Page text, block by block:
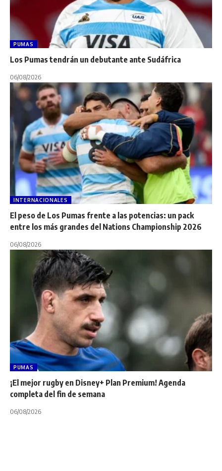
PUMAS
Los Pumas tendrán un debutante ante Sudáfrica
06/08/2026
INTERNACIONALES
El peso de Los Pumas frente a las potencias: un pack
entre los más grandes del Nations Championship 2026
06/08/2026
PUMAS
¡El mejor rugby en Disney+ Plan Premium! Agenda
completa del fin de semana
06/08/2026